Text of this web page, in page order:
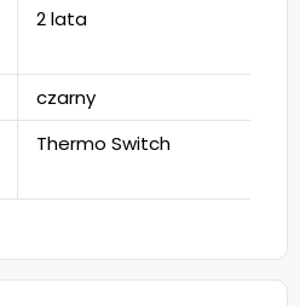
2 lata
czarny
Thermo Switch